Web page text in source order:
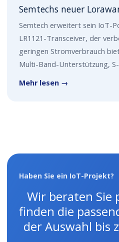
Semtechs neuer
Semtech erweitert sein IoT-
LR1121-Transceiver, der
geringen Stromverbrauch
Multi-Band-Unterstützung,
Mehr lesen →
Haben Sie ein IoT-Projekt?
Wir beraten Sie
finden die
der Auswahl bis